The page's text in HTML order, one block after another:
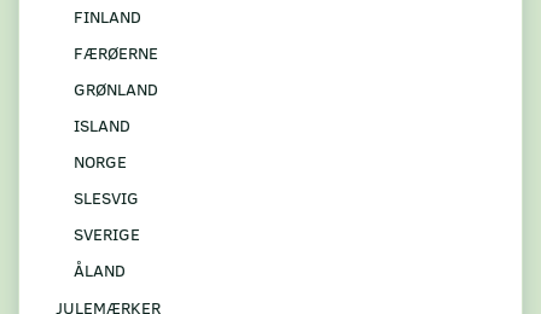
FINLAND
FÆRØERNE
GRØNLAND
ISLAND
NORGE
SLESVIG
SVERIGE
ÅLAND
JULEMÆRKER